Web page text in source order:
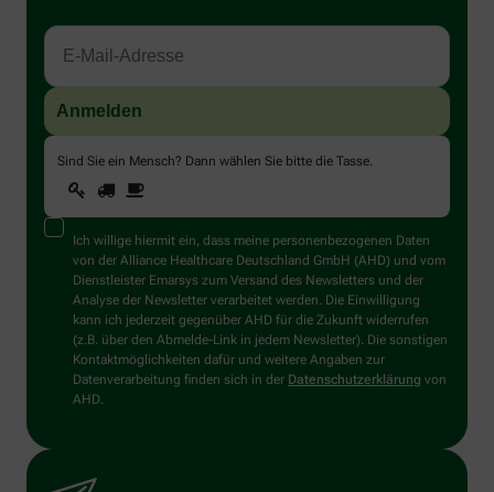
Sind Sie ein Mensch? Dann wählen Sie bitte die Tasse.
Sind
Sie
ein
Mensch?
Dann
wählen
Sie
bitte
die
Tasse.
1 2
Ich willige hiermit ein, dass meine personenbezogenen Daten
von der Alliance Healthcare Deutschland GmbH (AHD) und vom
Dienstleister Emarsys zum Versand des Newsletters und der
Analyse der Newsletter verarbeitet werden. Die Einwilligung
kann ich jederzeit gegenüber AHD für die Zukunft widerrufen
(z.B. über den Abmelde-Link in jedem Newsletter). Die sonstigen
Kontaktmöglichkeiten dafür und weitere Angaben zur
Datenverarbeitung finden sich in der Datenschutzerklärung von
AHD.